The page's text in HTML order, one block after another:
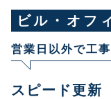
ビル・オフ
営業日以外で工
スピード更新